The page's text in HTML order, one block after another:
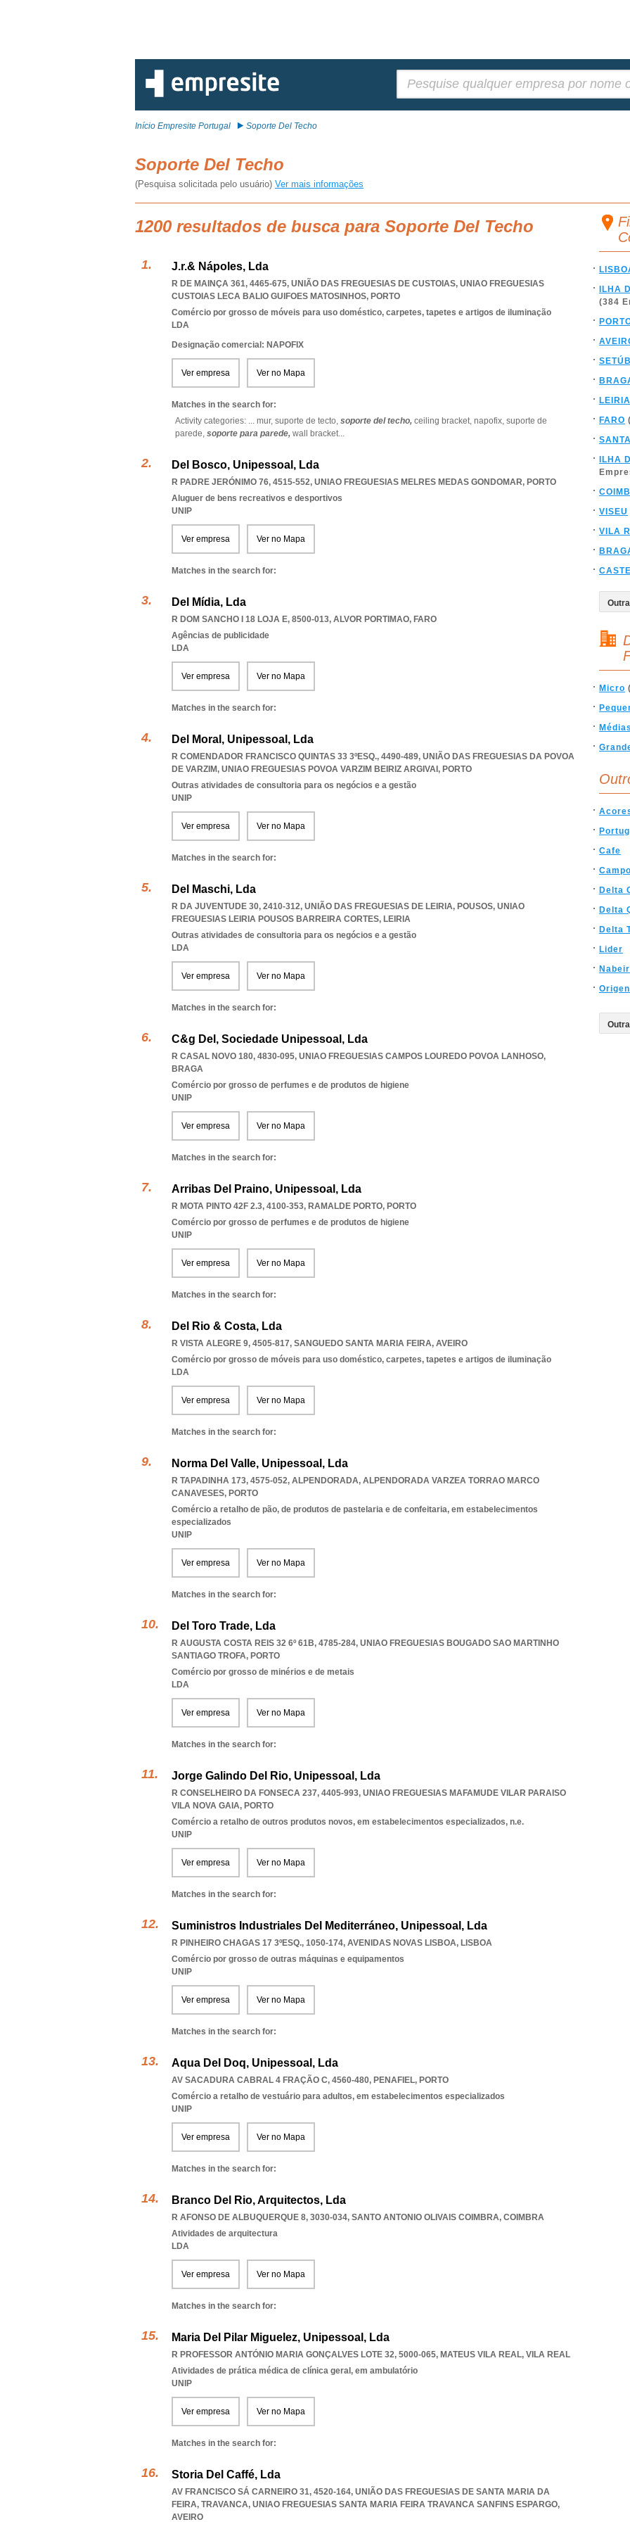
Início Empresite Portugal Soporte Del Techo
Soporte Del Techo
(Pesquisa solicitada pelo usuário) Ver mais informações
1200 resultados de busca para Soporte Del Techo
J.r.& Nápoles, Lda
R DE MAINÇA 361, 4465-675, UNIÃO DAS FREGUESIAS DE CUSTOIAS, UNIAO FREGUESIAS
CUSTOIAS LECA BALIO GUIFOES MATOSINHOS, PORTO
Comércio por grosso de móveis para uso doméstico, carpetes, tapetes e artigos de iluminação
LDA
Designação comercial: NAPOFIX
Ver empresa Ver no Mapa
Matches in the search for:
Activity categories: ... mur, suporte de tecto, soporte del techo, ceiling bracket, napofix, suporte de
parede, soporte para parede, wall bracket...
Del Bosco, Unipessoal, Lda
R PADRE JERÓNIMO 76, 4515-552, UNIAO FREGUESIAS MELRES MEDAS GONDOMAR, PORTO
Aluguer de bens recreativos e desportivos
UNIP
Ver empresa Ver no Mapa
Matches in the search for:
Del Mídia, Lda
R DOM SANCHO I 18 LOJA E, 8500-013, ALVOR PORTIMAO, FARO
Agências de publicidade
LDA
Ver empresa Ver no Mapa
Matches in the search for:
Del Moral, Unipessoal, Lda
R COMENDADOR FRANCISCO QUINTAS 33 3ºESQ., 4490-489, UNIÃO DAS FREGUESIAS DA POVOA
DE VARZIM, UNIAO FREGUESIAS POVOA VARZIM BEIRIZ ARGIVAI , PORTO
Outras atividades de consultoria para os negócios e a gestão
UNIP
Ver empresa Ver no Mapa
Matches in the search for:
Del Maschi, Lda
R DA JUVENTUDE 30, 2410-312, UNIÃO DAS FREGUESIAS DE LEIRIA, POUSOS, UNIAO
FREGUESIAS LEIRIA POUSOS BARREIRA CORTES, LEIRIA
Outras atividades de consultoria para os negócios e a gestão
LDA
Ver empresa Ver no Mapa
Matches in the search for:
C&g Del, Sociedade Unipessoal, Lda
R CASAL NOVO 180, 4830-095, UNIAO FREGUESIAS CAMPOS LOUREDO POVOA LANHOSO,
BRAGA
Comércio por grosso de perfumes e de produtos de higiene
UNIP
Ver empresa Ver no Mapa
Matches in the search for:
Arribas Del Praino, Unipessoal, Lda
R MOTA PINTO 42F 2.3, 4100-353, RAMALDE PORTO, PORTO
Comércio por grosso de perfumes e de produtos de higiene
UNIP
Ver empresa Ver no Mapa
Matches in the search for:
Del Rio & Costa, Lda
R VISTA ALEGRE 9, 4505-817, SANGUEDO SANTA MARIA FEIRA, AVEIRO
Comércio por grosso de móveis para uso doméstico, carpetes, tapetes e artigos de iluminação
LDA
Ver empresa Ver no Mapa
Matches in the search for:
Norma Del Valle, Unipessoal, Lda
R TAPADINHA 173, 4575-052, ALPENDORADA, ALPENDORADA VARZEA TORRAO MARCO
CANAVESES, PORTO
Comércio a retalho de pão, de produtos de pastelaria e de confeitaria, em estabelecimentos
especializados
UNIP
Ver empresa Ver no Mapa
Matches in the search for:
Del Toro Trade, Lda
R AUGUSTA COSTA REIS 32 6º 61B, 4785-284, UNIAO FREGUESIAS BOUGADO SAO MARTINHO
SANTIAGO TROFA, PORTO
Comércio por grosso de minérios e de metais
LDA
Ver empresa Ver no Mapa
Matches in the search for:
Jorge Galindo Del Rio, Unipessoal, Lda
R CONSELHEIRO DA FONSECA 237, 4405-993, UNIAO FREGUESIAS MAFAMUDE VILAR PARAISO
VILA NOVA GAIA, PORTO
Comércio a retalho de outros produtos novos, em estabelecimentos especializados, n.e.
UNIP
Ver empresa Ver no Mapa
Matches in the search for:
Suministros Industriales Del Mediterráneo, Unipessoal, Lda
R PINHEIRO CHAGAS 17 3ºESQ., 1050-174, AVENIDAS NOVAS LISBOA, LISBOA
Comércio por grosso de outras máquinas e equipamentos
UNIP
Ver empresa Ver no Mapa
Matches in the search for:
Aqua Del Doq, Unipessoal, Lda
AV SACADURA CABRAL 4 FRAÇÃO C, 4560-480, PENAFIEL, PORTO
Comércio a retalho de vestuário para adultos, em estabelecimentos especializados
UNIP
Ver empresa Ver no Mapa
Matches in the search for:
Branco Del Rio, Arquitectos, Lda
R AFONSO DE ALBUQUERQUE 8, 3030-034, SANTO ANTONIO OLIVAIS COIMBRA, COIMBRA
Atividades de arquitectura
LDA
Ver empresa Ver no Mapa
Matches in the search for:
Maria Del Pilar Miguelez, Unipessoal, Lda
R PROFESSOR ANTÓNIO MARIA GONÇALVES LOTE 32, 5000-065, MATEUS VILA REAL, VILA REAL
Atividades de prática médica de clínica geral, em ambulatório
UNIP
Ver empresa Ver no Mapa
Matches in the search for:
Storia Del Caffé, Lda
AV FRANCISCO SÁ CARNEIRO 31, 4520-164, UNIÃO DAS FREGUESIAS DE SANTA MARIA DA
FEIRA, TRAVANCA, UNIAO FREGUESIAS SANTA MARIA FEIRA TRAVANCA SANFINS ESPARGO,
AVEIRO
ILHA
(384
LEIRIA
FARO
ILHA
VISEU
VILA
Micro
Médias
Cafe
Delta
Delta
Delta
Lider